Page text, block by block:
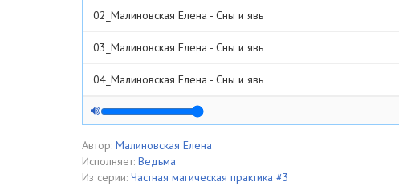
02_Малиновская Елена - Сны и явь
03_Малиновская Елена - Сны и явь
04_Малиновская Елена - Сны и явь
05_Малиновская Елена - Сны и явь
06_Малиновская Елена - Сны и явь
07_Малиновская Елена - Сны и явь
Автор: Малиновская Елена
Исполняет: Ведьма
Из серии: Частная магическая практика #3